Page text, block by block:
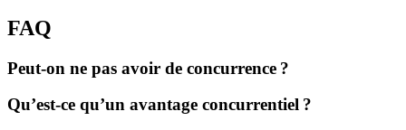
FAQ
Peut-on ne pas avoir de concurrence ?
Qu’est-ce qu’un avantage concurrentiel ?